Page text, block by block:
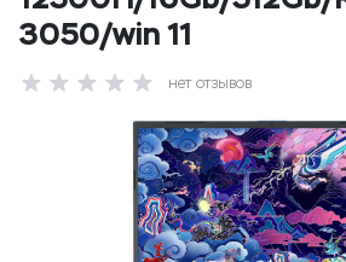
3050/win 11
нет отзывов